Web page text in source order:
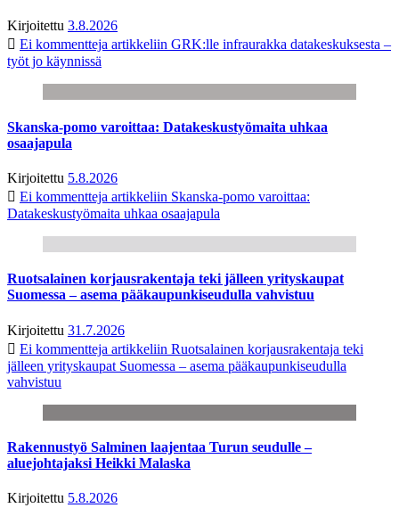
Kirjoitettu 3.8.2026
Ei kommentteja artikkeliin GRK:lle infraurakka datakeskuksesta –
työt jo käynnissä
Skanska-pomo varoittaa: Datakeskustyömaita uhkaa
osaajapula
Kirjoitettu 5.8.2026
Ei kommentteja artikkeliin Skanska-pomo varoittaa:
Datakeskustyömaita uhkaa osaajapula
Ruotsalainen korjausrakentaja teki jälleen yrityskaupat
Suomessa – asema pääkaupunkiseudulla vahvistuu
Kirjoitettu 31.7.2026
Ei kommentteja artikkeliin Ruotsalainen korjausrakentaja teki
jälleen yrityskaupat Suomessa – asema pääkaupunkiseudulla
vahvistuu
Rakennustyö Salminen laajentaa Turun seudulle –
aluejohtajaksi Heikki Malaska
Kirjoitettu 5.8.2026